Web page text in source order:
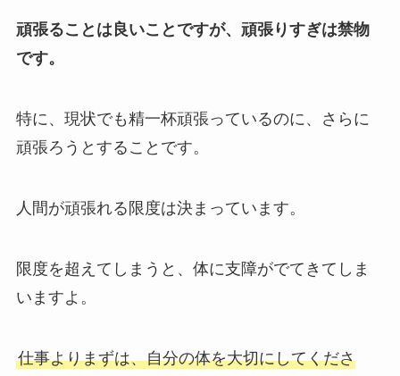
頑張ることは良いことですが、頑張りすぎは禁物
です。
特に、現状でも精一杯頑張っているのに、さらに
頑張ろうとすることです。
人間が頑張れる限度は決まっています。
限度を超えてしまうと、体に支障がでてきてしま
いますよ。
仕事よりまずは、自分の体を大切にしてくださ